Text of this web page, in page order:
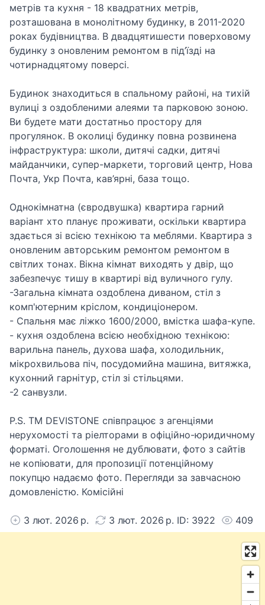
метрів та кухня - 18 квадратних метрів,
розташована в монолітному будинку, в 2011-2020
роках будівництва. В двадцятишести поверховому
будинку з оновленим ремонтом в під’їзді на
чотирнадцятому поверсі.
Будинок знаходиться в спальному районі, на тихій
вулиці з оздобленими алеями та парковою зоною.
Ви будете мати достатньо простору для
прогулянок. В околиці будинку повна розвинена
інфраструктура: школи, дитячі садки, дитячі
майданчики, супер-маркети, торговий центр, Нова
Почта, Укр Почта, кав’ярні, база тощо.
Однокімнатна (євродвушка) квартира гарний
варіант хто планує проживати, оскільки квартира
здається зі всією технікою та меблями. Квартира з
оновленим авторським ремонтом ремонтом в
світлих тонах. Вікна кімнат виходять у двір, що
забезпечує тишу в квартирі від вуличного гулу.
-Загальна кімната оздоблена диваном, стіл з
комп'ютерним кріслом, кондиціонером.
- Спальня має ліжко 1600/2000, вмістка шафа-купе.
- кухня оздоблена всією необхідною технікою:
варильна панель, духова шафа, холодильник,
мікрохвильова піч, посудомийна машина, витяжка,
кухонний гарнітур, стіл зі стільцями.
-2 санвузли.
Р.S. ТМ DEVISTONE співпрацює з агенціями
нерухомості та ріелторами в офіційно-юридичному
форматі. Оголошення не дублювати, фото з сайтів
не копіювати, для пропозиції потенційному
покупцю надаємо фото. Перегляди за завчасною
домовленістю. Комісійні
3 лют. 2026 р. 3 лют. 2026 р. ID: 3922 409